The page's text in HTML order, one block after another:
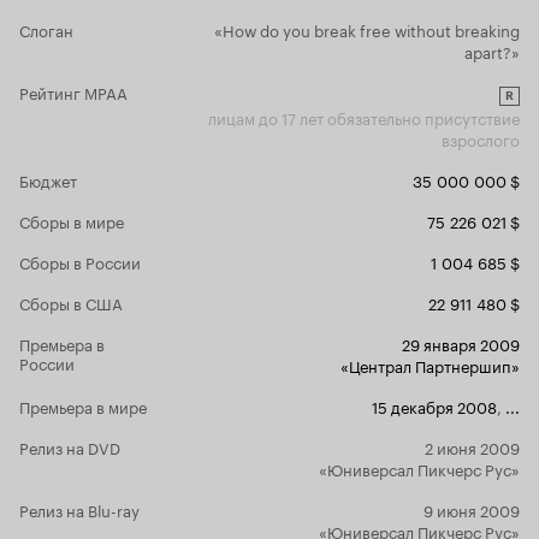
заслуживает, едва различают видимую обочь
Слоган
«How do you break free without breaking
apart?»
Рейтинг MPAA
R
лицам до 17 лет обязательно присутствие
взрослого
Бюджет
35 000 000 $
Сборы в мире
75 226 021 $
Сборы в России
1 004 685 $
Сборы в США
22 911 480 $
Премьера в
России
29 января 2009
«Централ Партнершип»
Премьера в мире
15 декабря 2008
Релиз на DVD
2 июня 2009
«Юниверсал Пикчерс Рус»
Релиз на Blu-ray
9 июня 2009
«Юниверсал Пикчерс Рус»